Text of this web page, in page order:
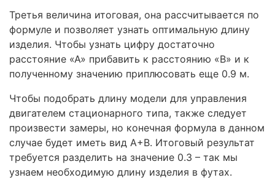
Третья величина итоговая, она рассчитывается по
формуле и позволяет узнать оптимальную длину
изделия. Чтобы узнать цифру достаточно
расстояние «А» прибавить к расстоянию «В» и к
полученному значению приплюсовать еще 0.9 м.
Чтобы подобрать длину модели для управления
двигателем стационарного типа, также следует
произвести замеры, но конечная формула в данном
случае будет иметь вид А+В. Итоговый результат
требуется разделить на значение 0.3 – так мы
узнаем необходимую длину изделия в футах.